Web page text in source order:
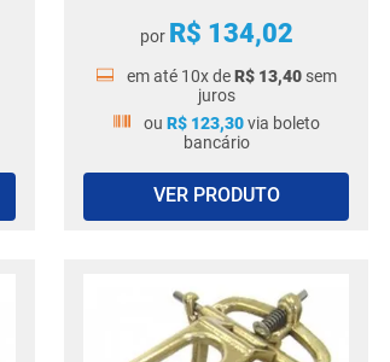
por R$ 134,02
em até 10x deR$ 13,40 sem
juros
ou R$ 123,30via boleto
bancário
VER PRODUTO